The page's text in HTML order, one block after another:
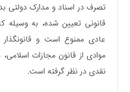
تصرف در اسناد و مدارک دولتی
قانونی تعیین شده، به وسیله
عادی ممنوع است و قانونگذار
موادی از قانون مجازات
نقدی در نظر گرفته است.